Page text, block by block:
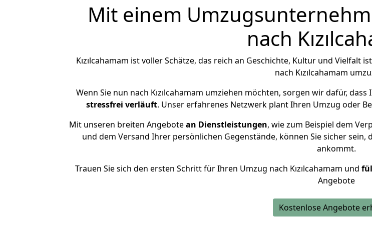
Mit einem
nach
Kızılcahamam ist voller Schätze, das reich an Geschichte, Kultur und Vielfalt
nach Kızılcahamam
Wenn Sie nun nach Kızılcahamam umziehen möchten, sorgen wir dafür, dass
stressfrei verläuft. Unser erfahrenes Netzwerk plant Ihren Umzug oder
Mit unseren breiten Angebotean Dienstleistungen, wie zum Beispiel dem
und dem Versand Ihrer persönlichen Gegenstände, können Sie sicher sein,
ankommt.
Trauen Sie sich den ersten Schritt für Ihren Umzug nach Kızılcahamam und
Angebote
Kostenlose Angebote